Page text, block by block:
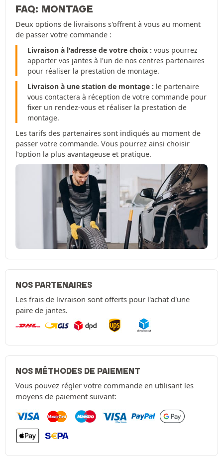
FAQ: MONTAGE
Deux options de livraisons s'offrent à vous au moment
de passer votre commande :
Livraison à l'adresse de votre choix : vous pourrez
apporter vos jantes à l'un de nos centres partenaires
pour réaliser la prestation de montage.
Livraison à une station de montage : le partenaire
vous contactera à réception de votre commande pour
fixer un rendez-vous et réaliser la prestation de
montage.
Les tarifs des partenaires sont indiqués au moment de
passer votre commande. Vous pourrez ainsi choisir
l’option la plus avantageuse et pratique.
NOS PARTENAIRES
Les frais de livraison sont offerts pour l'achat d'une
paire de jantes.
NOS MÉTHODES DE PAIEMENT
Vous pouvez régler votre commande en utilisant les
moyens de paiement suivant: